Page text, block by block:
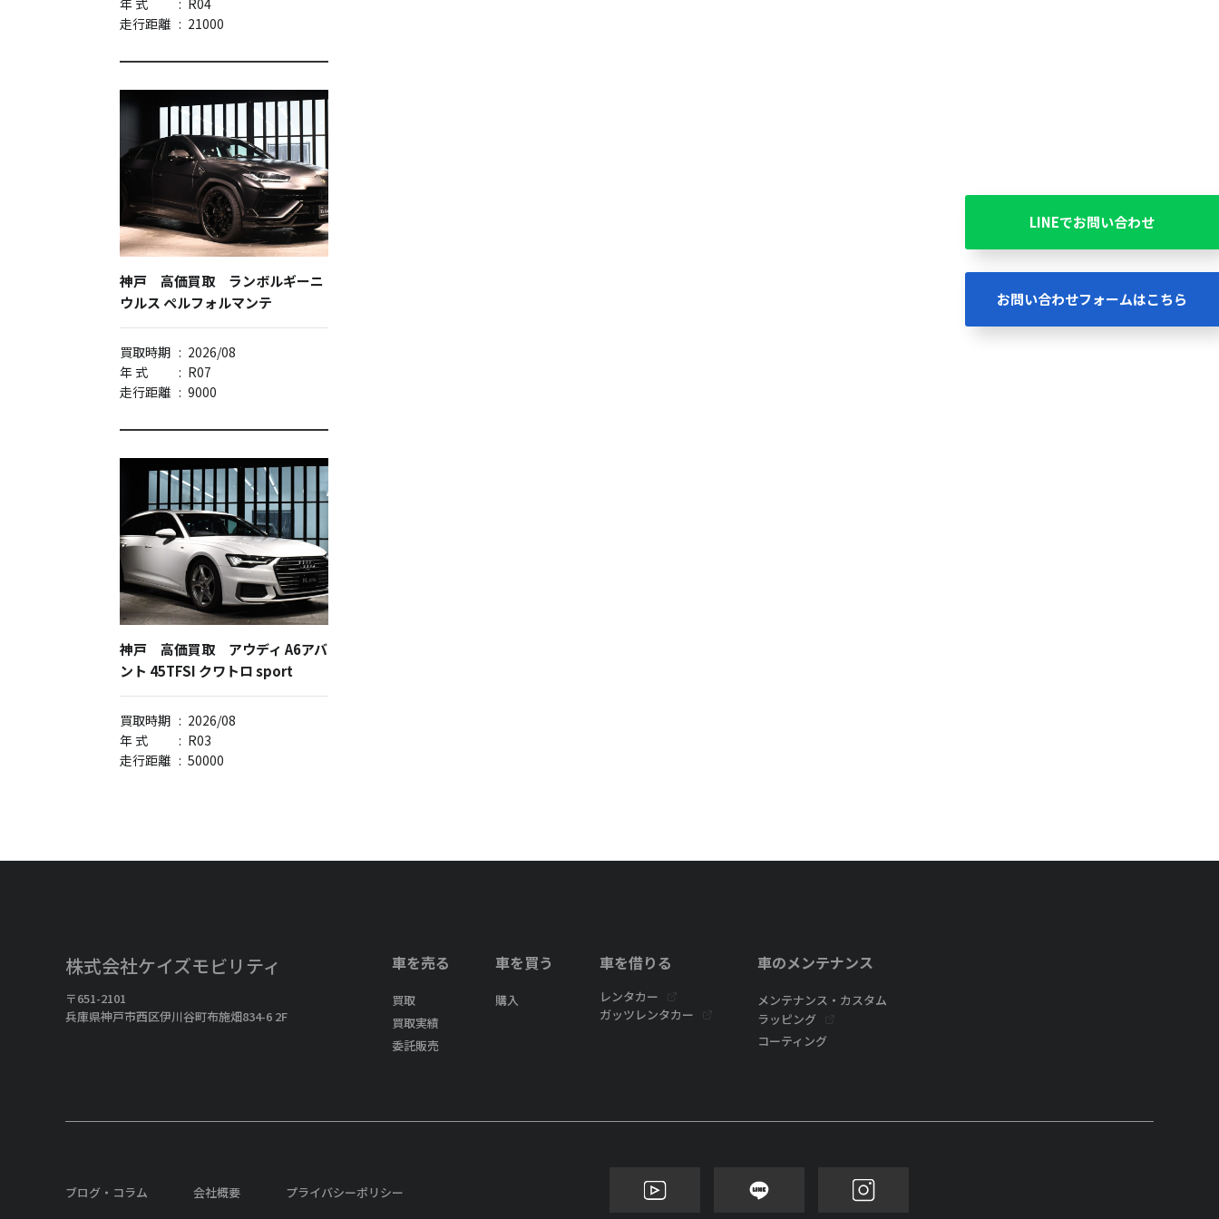
LINEでお問い合わせ
お問い合わせフォームはこちら
年 式
: R04
走行距離 : 21000
神戸 高価買取 ランボルギーニ
ウルス ペルフォルマンテ
買取時期 : 2026/08
年 式
: R07
走行距離 : 9000
神戸 高価買取 アウディ A6アバ
ント 45TFSI クワトロ sport
買取時期 : 2026/08
年 式
: R03
走行距離 : 50000
株式会社ケイズモビリティ
〒651-2101
兵庫県神戸市西区伊川谷町布施畑834-6 2F
車を売る
買取
買取実績
委託販売
車を買う
購入
車を借りる
レンタカー
ガッツレンタカー
車のメンテナンス
メンテナンス・カスタム
ラッピング
コーティング
ブログ・コラム 会社概要 プライバシーポリシー